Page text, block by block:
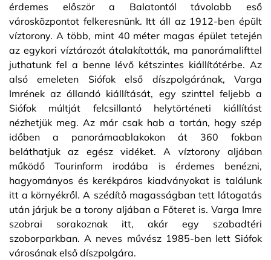
érdemes először a Balatontól távolabb eső
városközpontot felkeresnünk. Itt áll az 1912-ben épült
víztorony. A több, mint 40 méter magas épület tetején
az egykori víztározót átalakították, ma panorámalifttel
juthatunk fel a benne lévő kétszintes kiállítótérbe. Az
alsó emeleten Siófok első díszpolgárának, Varga
Imrének az állandó kiállítását, egy szinttel feljebb a
Siófok múltját felcsillantó helytörténeti kiállítást
nézhetjük meg. Az már csak hab a tortán, hogy szép
időben a panorámaablakokon át 360 fokban
beláthatjuk az egész vidéket. A víztorony aljában
működő Tourinform irodába is érdemes benézni,
hagyományos és kerékpáros kiadványokat is találunk
itt a környékről. A szédítő magasságban tett látogatás
után járjuk be a torony aljában a Főteret is. Varga Imre
szobrai sorakoznak itt, akár egy szabadtéri
szoborparkban. A neves művész 1985-ben lett Siófok
városának első díszpolgára.